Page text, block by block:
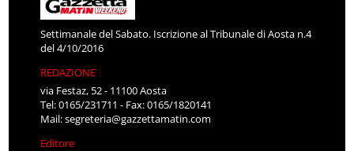
Settimanale del Sabato. Iscrizione al Tribunale di Aosta n.4
del 4/10/2016
REDAZIONE
via Festaz, 52 - 11100 Aosta
Tel: 0165/231711 - Fax: 0165/1820141
Mail:segreteria@gazzettamatin.com
Editore